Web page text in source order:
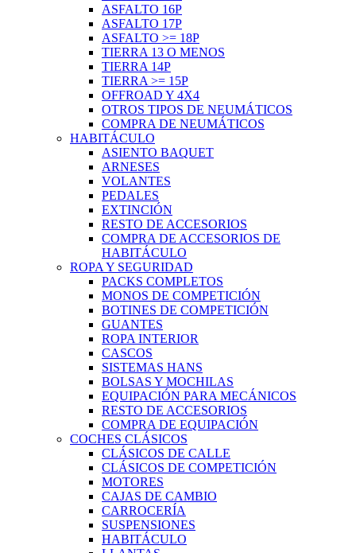
ASFALTO 16P
ASFALTO 17P
ASFALTO >= 18P
TIERRA 13 O MENOS
TIERRA 14P
TIERRA >= 15P
OFFROAD Y 4X4
OTROS TIPOS DE NEUMÁTICOS
COMPRA DE NEUMÁTICOS
HABITÁCULO
ASIENTO BAQUET
ARNESES
VOLANTES
PEDALES
EXTINCIÓN
RESTO DE ACCESORIOS
COMPRA DE ACCESORIOS DE
HABITÁCULO
ROPA Y SEGURIDAD
PACKS COMPLETOS
MONOS DE COMPETICIÓN
BOTINES DE COMPETICIÓN
GUANTES
ROPA INTERIOR
CASCOS
SISTEMAS HANS
BOLSAS Y MOCHILAS
EQUIPACIÓN PARA MECÁNICOS
RESTO DE ACCESORIOS
COMPRA DE EQUIPACIÓN
COCHES CLÁSICOS
CLÁSICOS DE CALLE
CLÁSICOS DE COMPETICIÓN
MOTORES
CAJAS DE CAMBIO
CARROCERÍA
SUSPENSIONES
HABITÁCULO